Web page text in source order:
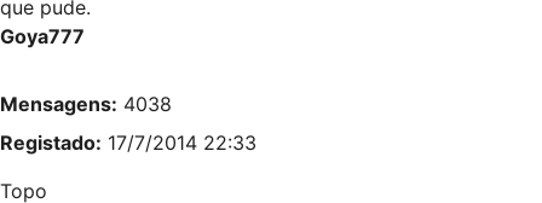
que pude.
Goya777
Mensagens: 4038
Registado: 17/7/2014 22:33
Topo